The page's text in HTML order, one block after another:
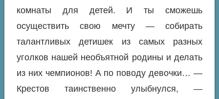
комнаты для детей. И ты сможешь
осуществить свою мечту — собирать
талантливых детишек из самых разных
уголков нашей необъятной родины и делать
из них чемпионов! А по поводу девочки… —
Крестов таинственно улыбнулся, —